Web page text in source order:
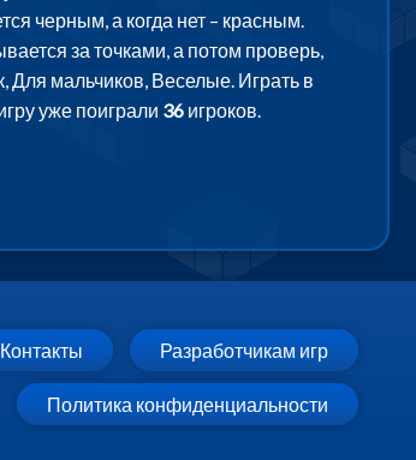
черным, а когда нет – красным.
за точками, а потом проверь,
Для мальчиков, Веселые. Играть в
уже поиграли 36игроков.
Контакты Разработчикам игр
Политика конфиденциальности